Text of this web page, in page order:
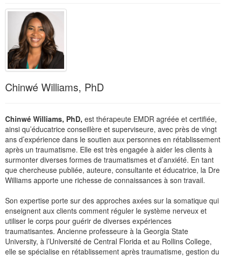
Chinwé Williams, PhD
Chinwé Williams, PhD, est thérapeute EMDR agréée et certifiée,
ainsi qu’éducatrice conseillère et superviseure, avec près de vingt
ans d’expérience dans le soutien aux personnes en rétablissement
après un traumatisme. Elle est très engagée à aider les clients à
surmonter diverses formes de traumatismes et d’anxiété. En tant
que chercheuse publiée, auteure, consultante et éducatrice, la Dre
Williams apporte une richesse de connaissances à son travail.
Son expertise porte sur des approches axées sur la somatique qui
enseignent aux clients comment réguler le système nerveux et
utiliser le corps pour guérir de diverses expériences
traumatisantes. Ancienne professeure à la Georgia State
University, à l’Université de Central Florida et au Rollins College,
elle se spécialise en rétablissement après traumatisme, gestion du